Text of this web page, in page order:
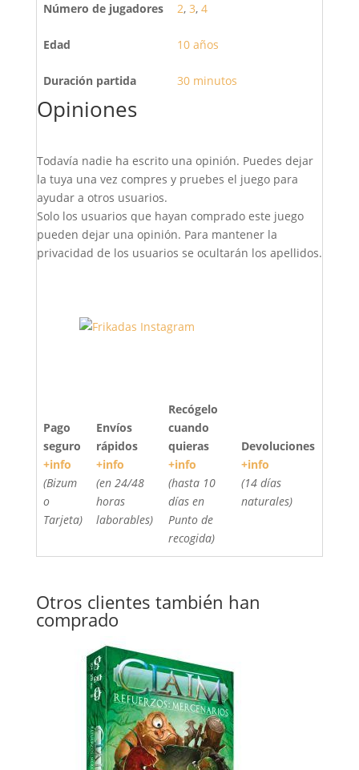
Número de jugadores 2, 3, 4
Edad 10 años
Duración partida 30 minutos
Opiniones
Todavía nadie ha escrito una opinión. Puedes dejar
la tuya una vez compres y pruebes el juego para
ayudar a otros usuarios.
Solo los usuarios que hayan comprado este juego
pueden dejar una opinión. Para mantener la
privacidad de los usuarios se ocultarán los apellidos.
Pago
seguro
+info
(Bizum
o
Tarjeta)
Envíos
rápidos
+info
(en 24/48
horas
laborables)
Recógelo
cuando
quieras
+info
(hasta 10
días en
Punto de
recogida)
Devoluciones
+info
(14 días
naturales)
Otros clientes también han
comprado